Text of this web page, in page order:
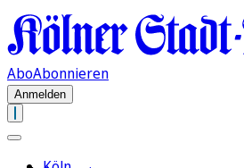
AboAbonnieren
Anmelden